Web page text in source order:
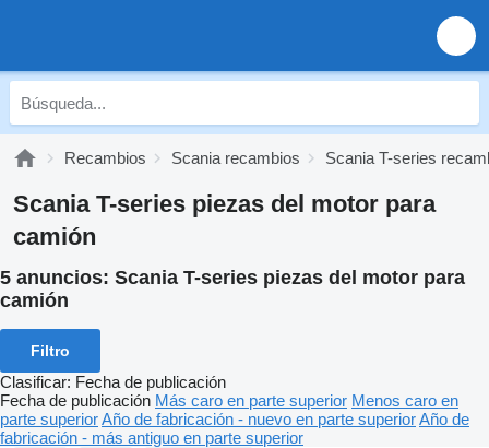
Recambios Scania recambios Scania T-series
Scania T-series piezas del motor para
camión
5 anuncios: Scania T-series piezas del motor para
camión
Filtro
Clasificar: Fecha de publicación
Fecha de publicación Más caro en parte superior Menos caro en
parte superiorAño de fabricación - nuevo en parte superiorAño de
fabricación - más antiguo en parte superior